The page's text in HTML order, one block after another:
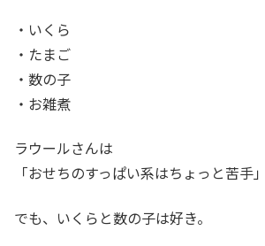
・いくら
・たまご
・数の子
・お雑煮
ラウールさんは
「おせちのすっぱい系はちょっと苦手
でも、いくらと数の子は好き。